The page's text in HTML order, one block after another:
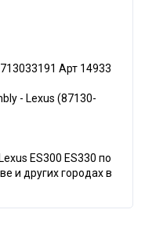
Арт 14933
- Lexus (87130-
ES300 ES330 по
и других городах в